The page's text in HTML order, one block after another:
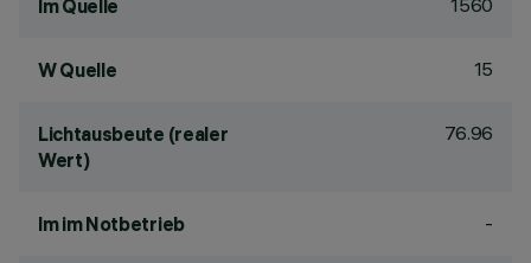
lm Quelle 1560
W Quelle 15
Lichtausbeute (realer
Wert)
76.96
lm im Notbetrieb -